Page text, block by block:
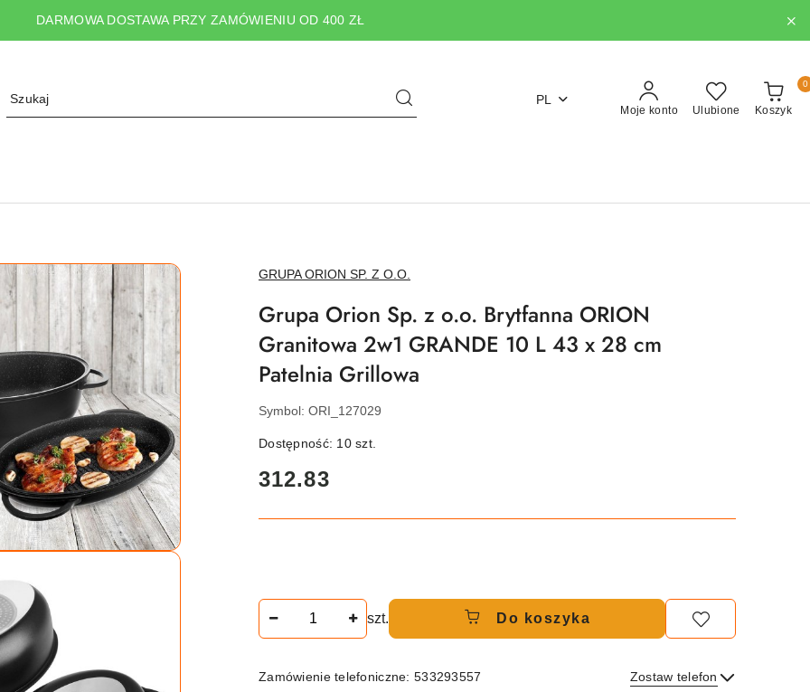
DARMOWA DOSTAWA PRZY ZAMÓWIENIU OD 400 ZŁ
PL
Moje konto Ulubione Koszyk
0
NAZWA
PRODUCENTA:
GRUPA ORION SP. Z O.O.
Grupa Orion Sp. z o.o. Brytfanna ORION
Granitowa 2w1 GRANDE 10 L 43 x 28 cm
Patelnia Grillowa
Symbol: ORI_127029
Dostępność: 10szt.
cena:
312.83
szt. Do koszyka
Zamówienie telefoniczne: 533293557 Zostaw telefon